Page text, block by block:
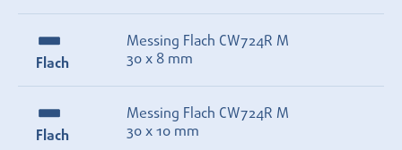
Flach
Messing Flach CW724R M
30 x 8 mm
Flach
Messing Flach CW724R M
30 x 10 mm